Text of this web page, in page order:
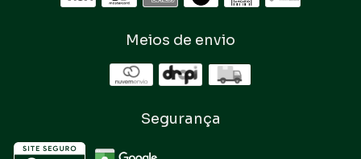
Meios de envio
Segurança